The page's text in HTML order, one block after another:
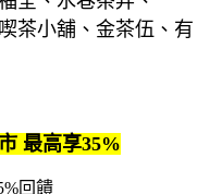
茶小舖、金茶伍、有
最高享35%